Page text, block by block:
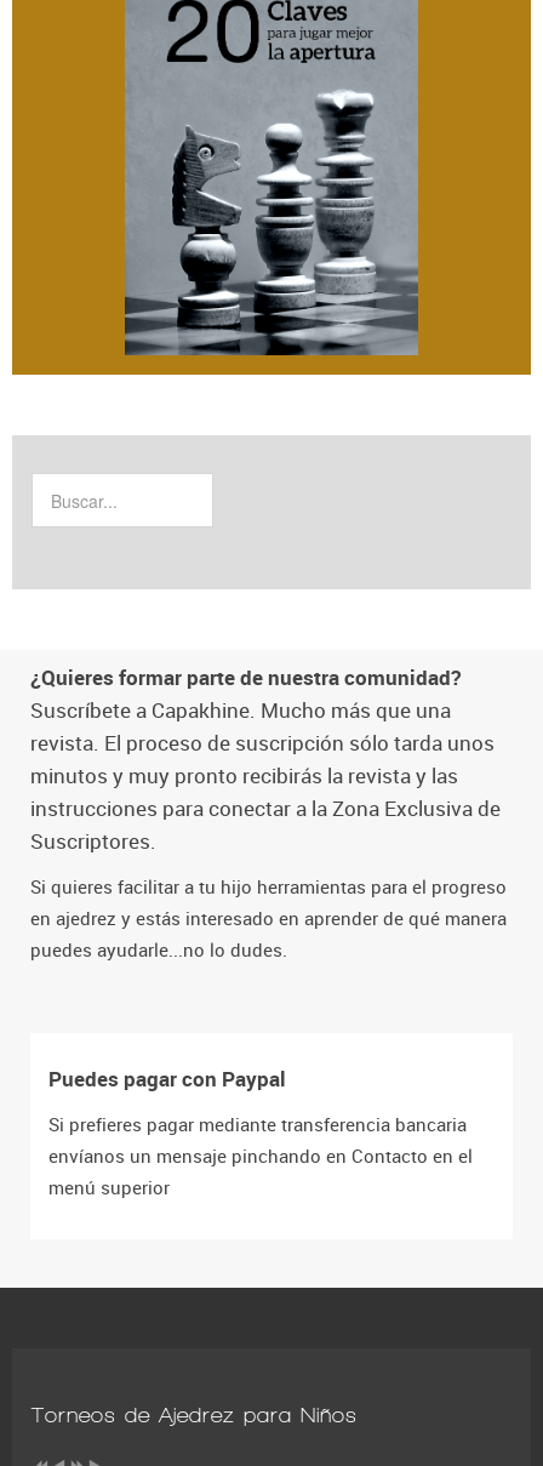
¿Quieres formar parte de nuestra comunidad?
Suscríbete a Capakhine. Mucho más que una
revista. El proceso de suscripción sólo tarda unos
minutos y muy pronto recibirás la revista y las
instrucciones para conectar a la Zona Exclusiva de
Suscriptores.
Si quieres facilitar a tu hijo herramientas para el progreso
en ajedrez y estás interesado en aprender de qué manera
puedes ayudarle...no lo dudes.
Puedes pagar con Paypal
Si prefieres pagar mediante transferencia bancaria
envíanos un mensaje pinchando en Contacto en el
menú superior
Torneos de Ajedrez para Niños